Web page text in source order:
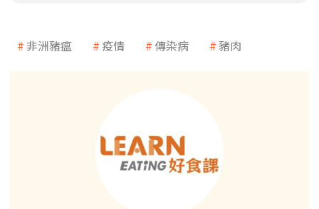
非洲豬瘟 疫情 傳染病 豬肉